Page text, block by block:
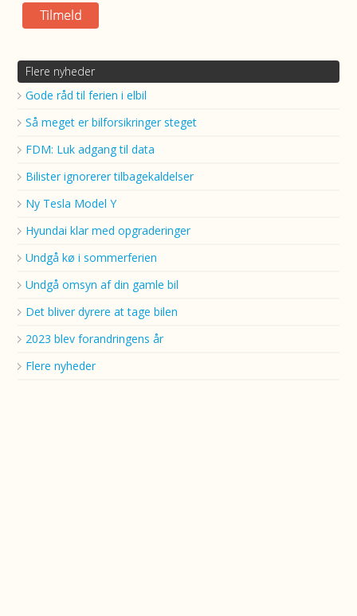
Flere nyheder
Gode råd til ferien i elbil
Så meget er bilforsikringer steget
FDM: Luk adgang til data
Bilister ignorerer tilbagekaldelser
Ny Tesla Model Y
Hyundai klar med opgraderinger
Undgå kø i sommerferien
Undgå omsyn af din gamle bil
Det bliver dyrere at tage bilen
2023 blev forandringens år
Flere nyheder